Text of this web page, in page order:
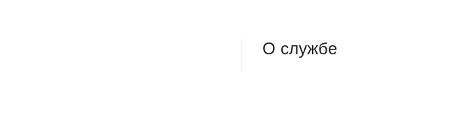
О службе